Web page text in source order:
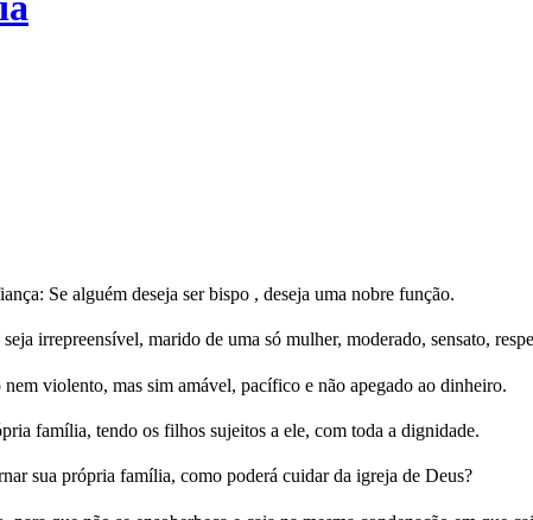
Se alguém deseja ser bispo , deseja uma nobre função.
irrepreensível, marido de uma só mulher, moderado, sensato,
violento, mas sim amável, pacífico e não apegado ao dinheiro.
família, tendo os filhos sujeitos a ele, com toda a dignidade.
sua própria família, como poderá cuidar da igreja de Deus?